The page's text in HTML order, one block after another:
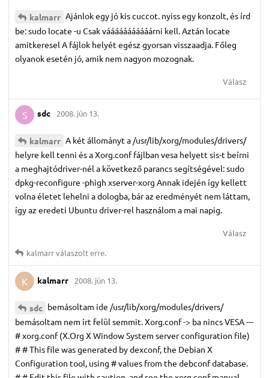
kalmarr Ajánlok egy jó kis cuccot. nyiss egy konzolt, és írd
be: sudo locate -u Csak vááááááááááárni kell. Aztán locate
amitkeresel A fájlok helyét egész gyorsan visszaadja. Főleg
olyanok esetén jó, amik nem nagyon mozognak.
Válasz
S sdc 2008. jún 13.
kalmarr A két állományt a /usr/lib/xorg/modules/drivers/
helyre kell tenni és a Xorg.conf fájlban vesa helyett sis-t beírni
a meghajtódriver-nél a következő parancs segítségével: sudo
dpkg-reconfigure -phigh xserver-xorg Annak idején így kellett
volna életet lehelni a dologba, bár az eredményét nem láttam,
így az eredeti Ubuntu driver-rel használom a mai napig.
Válasz
kalmarrválaszolt erre.
K kalmarr 2008. jún 13.
sdc bemásoltam ide /usr/lib/xorg/modules/drivers/
bemásoltam nem írt felül semmit. Xorg.conf -> ba nincs VESA ---
# xorg.conf (X.Org X Window System server configuration file)
# # This file was generated by dexconf, the Debian X
Configuration tool, using # values from the debconf database.